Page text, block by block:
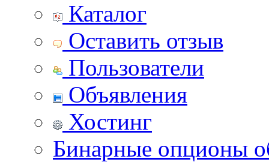
Каталог
Оставить отзыв
Пользователи
Объявления
Хостинг
Бинарные опционы